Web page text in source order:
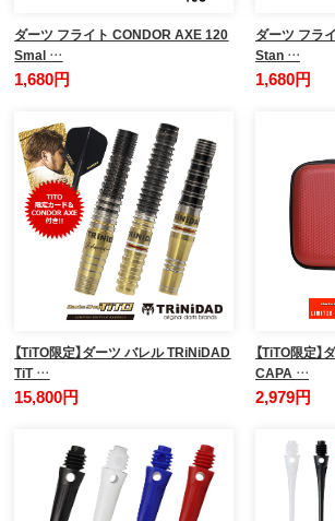
ダーツ フライト CONDOR AXE 120
Smal …
1,680円
ダーツ フラ
Stan …
1,680円
【TiTO限定】ダーツ バレル TRiNiDAD
TiT …
15,800円
【TiTO限定
CAPA …
2,979円